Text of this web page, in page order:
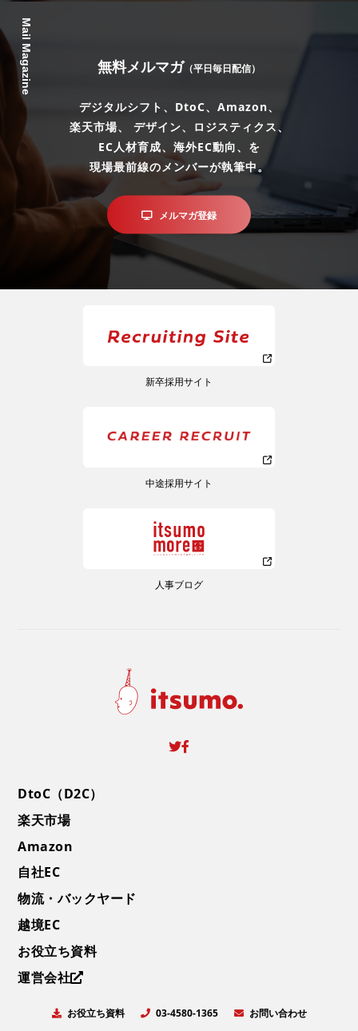
Mail Magazine 無料メルマガ （平日毎日配信）
デジタルシフト、DtoC、Amazon、
楽天市場、 デザイン、ロジスティクス、
EC人材育成、海外EC動向、を
現場最前線のメンバーが執筆中。
メルマガ登録
新卒採用サイト
中途採用サイト
人事ブログ
DtoC（D2C）
楽天市場
Amazon
自社EC
物流・バックヤード
越境EC
お役立ち資料
運営会社
お役立ち資料 03-4580-1365 お問い合わせ